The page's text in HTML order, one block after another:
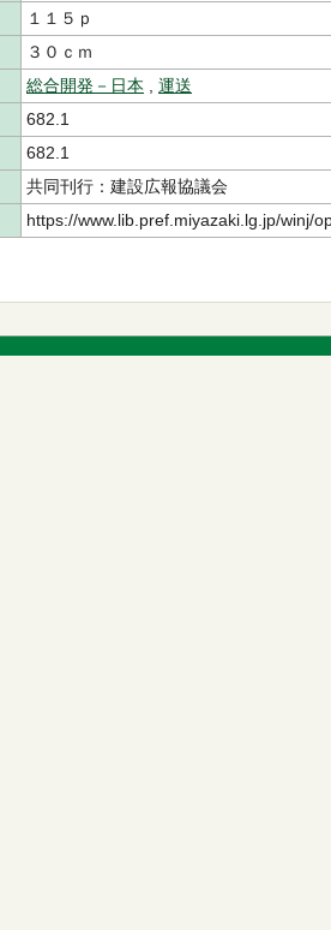
１１５ｐ
３０ｃｍ
総合開発－日本
運送
682.1
682.1
共同刊行：建設広報協議会
https://www.lib.pref.miyazaki.lg.jp/winj/